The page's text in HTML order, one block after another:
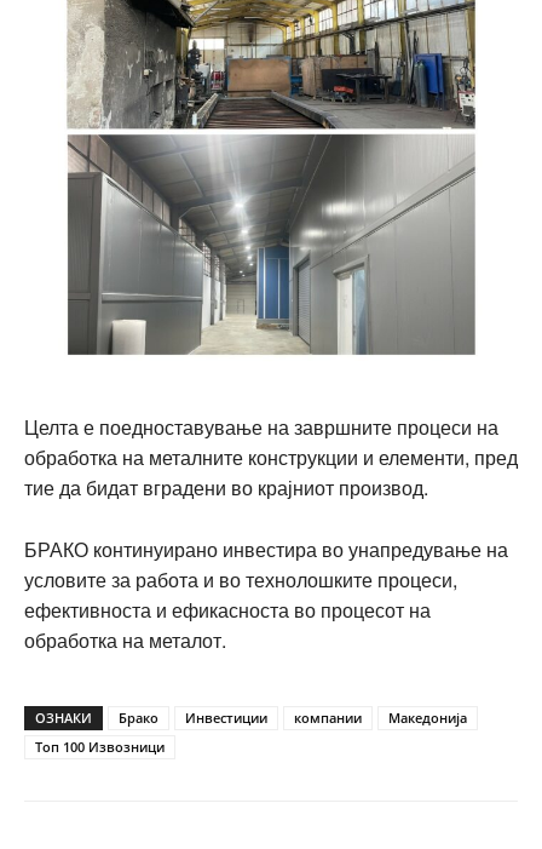
Целта е поедноставување на завршните процеси на
обработка на металните конструкции и елементи, пред
тие да бидат вградени во крајниот производ.
БРАКО континуирано инвестира во унапредување на
условите за работа и во технолошките процеси,
ефективноста и ефикасноста во процесот на
обработка на металот.
ОЗНАКИ Брако Инвестиции компании
Македонија
Топ 100 Извозници